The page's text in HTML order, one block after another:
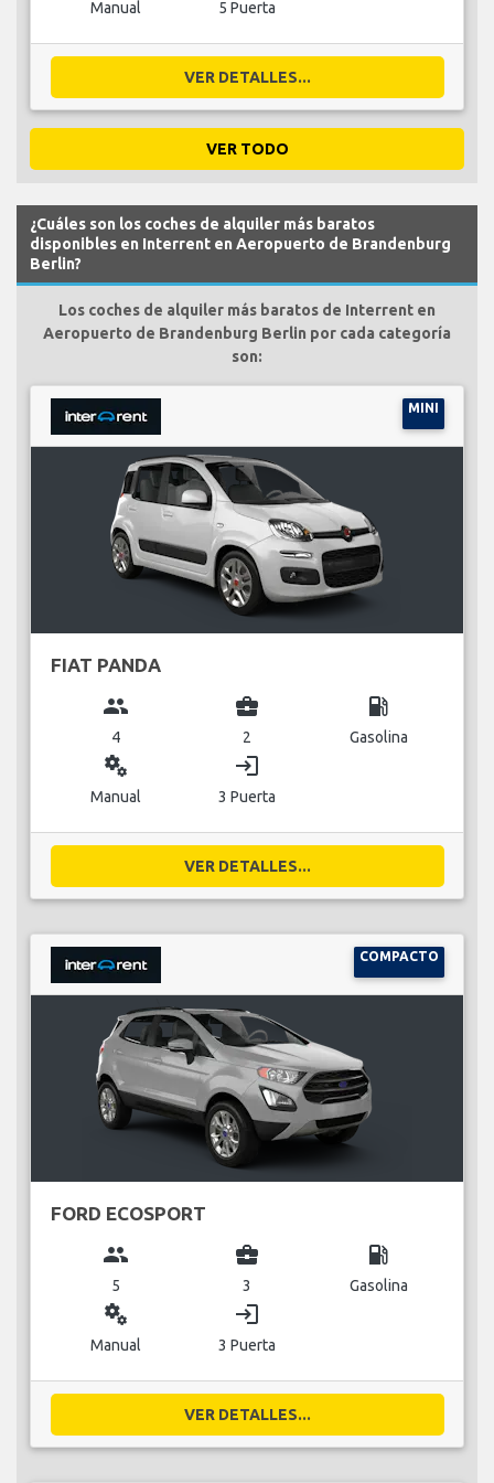
Manual 5 Puerta
VER DETALLES...
VER TODO
¿Cuáles son los coches de alquiler más baratos
disponibles en Interrent en Aeropuerto de Brandenburg
Berlin?
Los coches de alquiler más baratos de Interrent en
Aeropuerto de Brandenburg Berlin por cada categoría
son:
MINI
FIAT PANDA
group
4
business_center
2
local_gas_station
Gasolina
miscellaneous_services
Manual
login
3 Puerta
VER DETALLES...
COMPACTO
FORD ECOSPORT
group
5
business_center
3
local_gas_station
Gasolina
miscellaneous_services
Manual
login
3 Puerta
VER DETALLES...